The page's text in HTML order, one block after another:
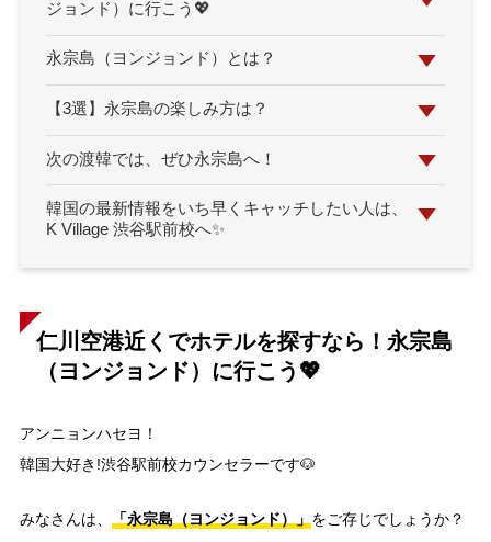
ジョンド）に行こう💖
永宗島（ヨンジョンド）とは？
【3選】永宗島の楽しみ方は？
次の渡韓では、ぜひ永宗島へ！
韓国の最新情報をいち早くキャッチしたい人は、
K Village 渋谷駅前校へ✨
仁川空港近くでホテルを探すなら！永宗島
（ヨンジョンド）に行こう💖
アンニョンハセヨ！
韓国大好き!渋谷駅前校カウンセラーです🐶
みなさんは、 「永宗島（ヨンジョンド）」をご存じでしょうか？